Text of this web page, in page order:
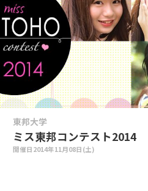
東邦大学
ミス東邦コンテスト2014
開催日 2014年11月08日(土)